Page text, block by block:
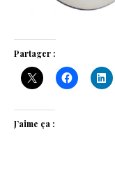
Partager :
J’aime ça :